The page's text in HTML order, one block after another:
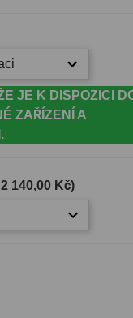
JE K DISPOZICI
ZAŘÍZENÍ A
2 140,00 Kč)